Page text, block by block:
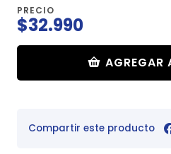
PRECIO
$32.990
AGREGAR
Compartir este producto